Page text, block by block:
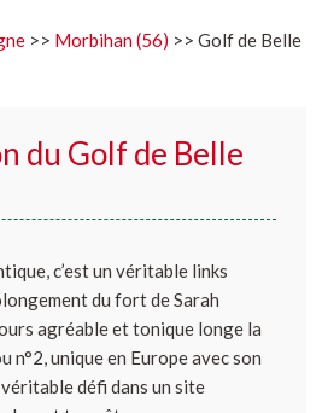
>> Morbihan (56) >> Golf de Belle
du Golf de Belle
c’est un véritable links
du fort de Sarah
agréable et tonique longe la
n°2, unique en Europe avec son
défi dans un site